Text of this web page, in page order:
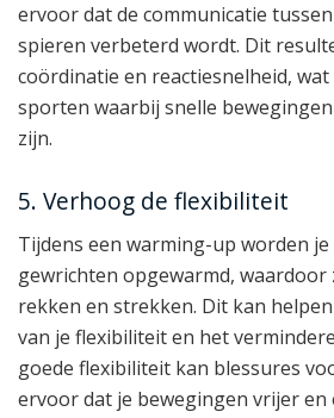
ervoor dat de communicatie
spieren verbeterd wordt. Dit
coördinatie en reactiesnelheid,
sporten waarbij snelle
zijn.
5. Verhoog de flexibiliteit
Tijdens een warming-up worden
gewrichten opgewarmd,
rekken en strekken. Dit kan
van je flexibiliteit en het
goede flexibiliteit kan blessures
ervoor dat je bewegingen vrijer